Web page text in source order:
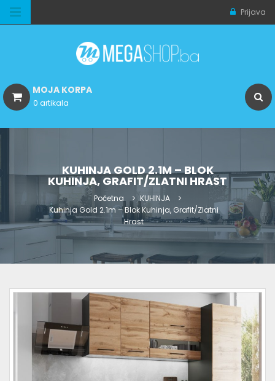
Prijava
MOJA KORPA
0 artikala
KUHINJA GOLD 2.1M – BLOK
KUHINJA, GRAFIT/ZLATNI HRAST
Početna
KUHINJA
Kuhinja Gold 2.1m – Blok Kuhinja, Grafit/Zlatni
Hrast